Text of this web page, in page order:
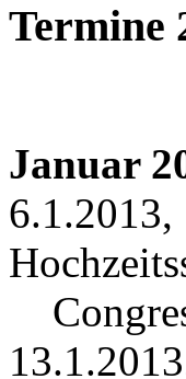
Termine
Januar
6.1.2013,